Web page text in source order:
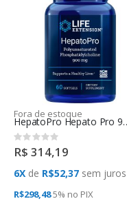
Fora de estoque
HepatoPro
Rating:
0%
R$ 314,19
6X de R$52,37 sem juros
R$298,485% no PIX